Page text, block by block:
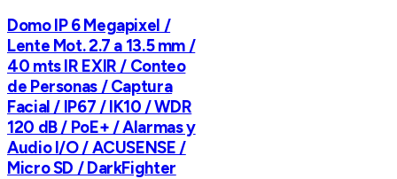
Domo IP 6 Megapixel /
Lente Mot. 2.7 a 13.5 mm /
40 mts IR EXIR / Conteo
de Personas / Captura
Facial / IP67 / IK10 / WDR
120 dB / PoE+ / Alarmas y
Audio I/O / ACUSENSE /
Micro SD / DarkFighter